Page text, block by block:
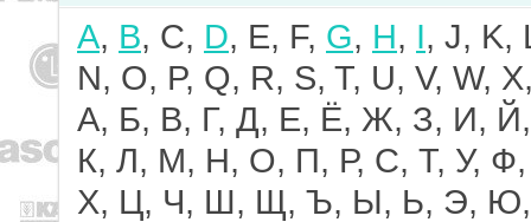
A, B, C, D, E, F, G, H, I, J, K,
N, O, P, Q, R, S, T, U, V, W,
А, Б, В, Г, Д, Е, Ё, Ж, З, И, Й,
К, Л, М, Н, О, П, Р, С, Т, У, Ф,
Х, Ц, Ч, Ш, Щ, Ъ, Ы, Ь, Э,